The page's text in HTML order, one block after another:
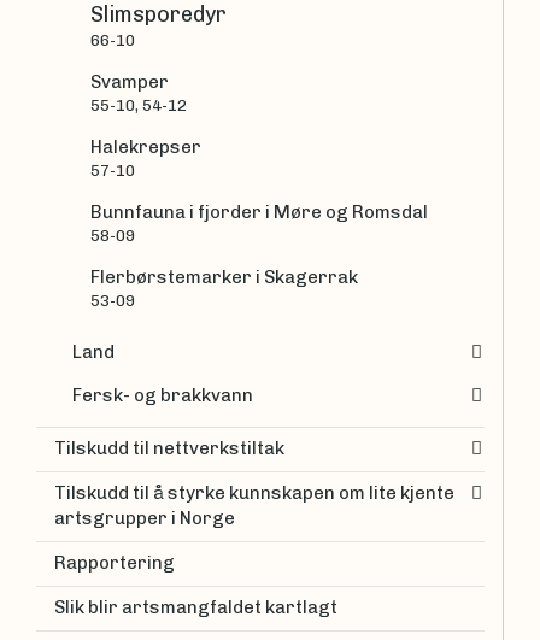
Slimsporedyr
66-10
Svamper
55-10, 54-12
Halekrepser
57-10
Bunnfauna i fjorder i Møre og Romsdal
58-09
Flerbørstemarker i Skagerrak
53-09
Land
Fersk- og brakkvann
Tilskudd til nettverkstiltak
Tilskudd til å styrke kunnskapen om lite kjente
artsgrupper i Norge
Rapportering
Slik blir artsmangfaldet kartlagt